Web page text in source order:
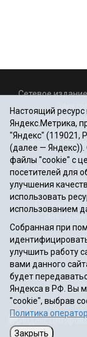
Сетевое
06.12.2016г.,
сфере связи,
Учредитель:
Почтовый
Телефоны
При
Настоящий ресурс
Яндекс.Метрика,
"Яндекс" (119021,
(далее — Яндекс)).
файлы "cookie" с
посетителей для
улучшения
использовать
использованием
Собранная при
улучшить работу
вами данного
будет
Яндекса в РФ. Вы
"cookie", выбрав
Политика
Закрыть